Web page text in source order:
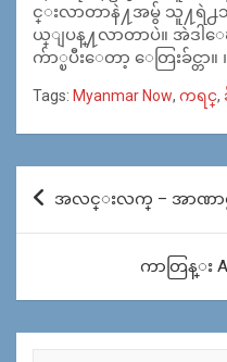
င္းလာတာနဲ႔အမွ် သူ႔ရဲ႕
ယ္ျပန္႔လာတာပဲ။ အဲဒ
က်ာ္ၿပီးေတာ့ ေတြးခ်င္တာ။
Tags: Myanmar Now, ကရင္,
Post
navigation
အလင္းလက္ – အာဏာ
ကာတြန္း